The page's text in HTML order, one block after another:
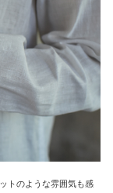
トのような雰囲気も感